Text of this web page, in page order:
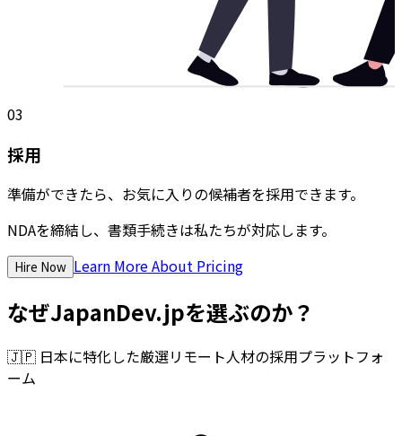
03
採用
準備ができたら、お気に入りの候補者を採用できます。
NDAを締結し、書類手続きは私たちが対応します。
Hire Now Learn More About Pricing
なぜJapanDev.jpを選ぶのか？
🇯🇵 日本に特化した厳選リモート人材の採用プラットフォ
ーム